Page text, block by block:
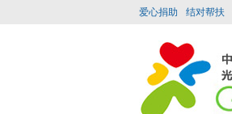
爱心捐助 结对帮扶